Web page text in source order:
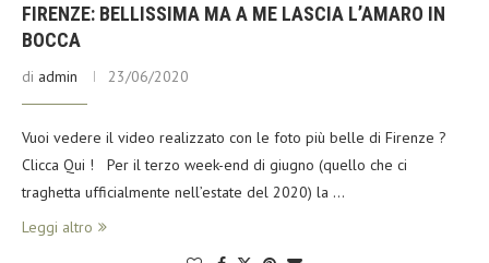
FIRENZE: BELLISSIMA MA A ME LASCIA L’AMARO IN
BOCCA
di admin 23/06/2020
Vuoi vedere il video realizzato con le foto più belle di Firenze ?
Clicca Qui ! Per il terzo week-end di giugno (quello che ci
traghetta ufficialmente nell’estate del 2020) la …
Leggi altro